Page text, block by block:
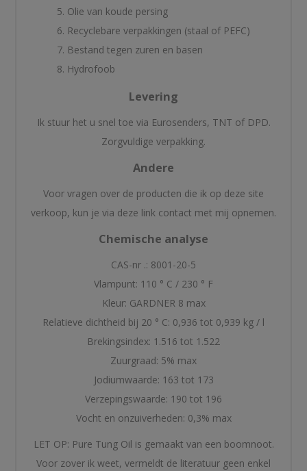
Olie van koude persing
Recyclebare verpakkingen (staal of PEFC)
Bestand tegen zuren en basen
Hydrofoob
Levering
Ik stuur het u snel toe via Eurosenders, TNT of DPD.
Zorgvuldige verpakking.
Andere
Voor vragen over de producten die ik op deze site
verkoop, kun je via deze link contact met mij opnemen.
Chemische analyse
CAS-nr .: 8001-20-5
Vlampunt: 110 ° C / 230 ° F
Kleur: GARDNER 8 max
Relatieve dichtheid bij 20 ° C: 0,936 tot 0,939 kg / l
Brekingsindex: 1.516 tot 1.522
Zuurgraad: 5% max
Jodiumwaarde: 163 tot 173
Verzepingswaarde: 190 tot 196
Vocht en onzuiverheden: 0,3% max
LET OP: Pure Tung Oil is gemaakt van een boomnoot.
Voor zover ik weet, vermeldt de literatuur geen enkel